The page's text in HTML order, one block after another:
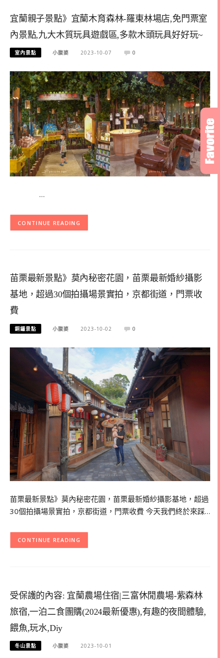
宜蘭親子景點》宜蘭木育森林-羅東林場店,免門票室
內景點,九大木質玩具遊戲區,多款木頭玩具好好玩~
室內景點 小腹婆 2023-10-07 0
…
CONTINUE READING
苗栗最新景點》莫內秘密花園，苗栗最新婚紗攝影
基地，超過30個拍攝場景實拍，京都街道，門票收
費
銅鑼景點 小腹婆 2023-10-02 0
苗栗最新景點》莫內秘密花園，苗栗最新婚紗攝影基地，超過
30個拍攝場景實拍，京都街道，門票收費 今天我們終於來踩…
CONTINUE READING
受保護的內容: 宜蘭農場住宿|三富休閒農場-紫森林
旅宿,一泊二食團購(2024最新優惠),有趣的夜間體驗,
餵魚,玩水,Diy
冬山景點 小腹婆 2023-10-01